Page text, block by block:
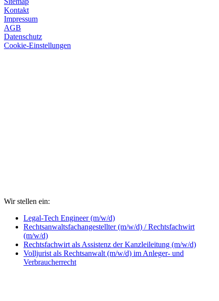
Kontakt
Impressum
AGB
Datenschutz
Cookie-Einstellungen
Wir stellen ein:
Legal-Tech Engineer (m/w/d)
Rechtsanwaltsfachangestellter (m/w/d) / Rechtsfachwirt
(m/w/d)
Rechtsfachwirt als Assistenz der Kanzleileitung (m/w/d)
Volljurist als Rechtsanwalt (m/w/d) im Anleger- und
Verbraucherrecht